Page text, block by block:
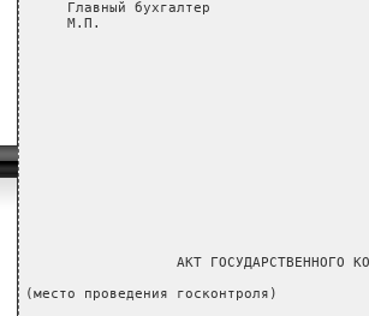
     Главный бухгалтер
     М.П.
АКТ ГОСУДАРСТВЕННОГО
(место проведения госконтроля)